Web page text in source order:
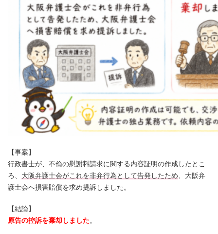
【事案】
行政書士が、不倫の慰謝料請求に関する内容証明の作成したとこ
ろ、 大阪弁護士会がこれを非弁行為として告発したため、大阪弁
護士会へ損害賠償を求め提訴しました。
【結論】
原告の控訴を棄却しました。